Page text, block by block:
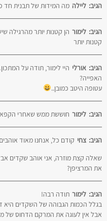
ליילה הגיב: מה המידות של תבנית חד
לימור הגיב:
הן קטנות יותר מהרגילה
קטנות יותר
אורלי הגיב:
היי לימור, תודה על
האפייה?
עטופה היטב כמובן..
לימור הגיב: חוששת ממש שאחרי
צחי הגיב:
קודם כל, אנחנו מאוד
שאלה קצת מוזרה, אני אוהב שקדים
את המרציפן?
לימור הגיב:
תודה רבה!
בגלל הכמות הגבוהה של השקדים היא
אבל אין לעוגה את המרקם הדחוס של